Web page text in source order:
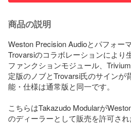
商品の説明
Weston Precision Audioとパフォー
Trovarsiのコラボレーションにより
ファンクションモジュール、
定版のノブとTrovarsi氏のサインが
能・仕様は通常版と同一です。
こちらはTakazudo Modularが
のディーラーとして販売を許可され